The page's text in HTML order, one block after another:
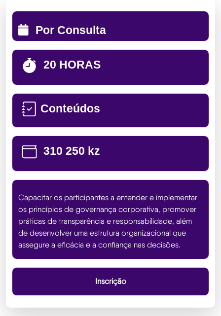
Por Consulta
20 HORAS
Conteúdos
310 250 kz
Capacitar os participantes a entender e implementar
os princípios de governança corporativa, promover
práticas de transparência e responsabilidade, além
de desenvolver uma estrutura organizacional que
assegure a eficácia e a confiança nas decisões.
Inscrição